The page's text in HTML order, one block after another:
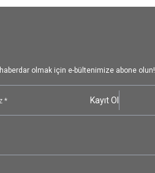
olmak için e-bültenimize abone olun!
Kayıt Ol